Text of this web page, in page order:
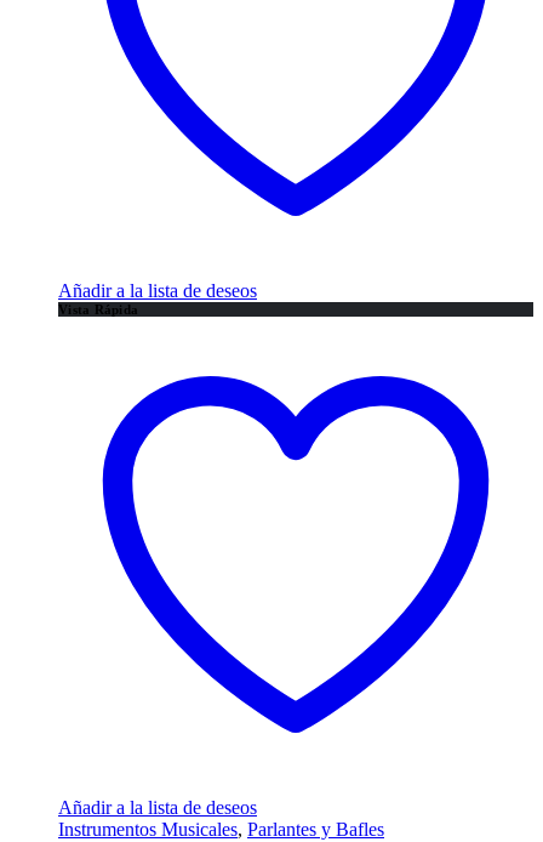
Añadir a la lista de deseos
Vista Rápida
Añadir a la lista de deseos
Instrumentos Musicales, Parlantes y Bafles